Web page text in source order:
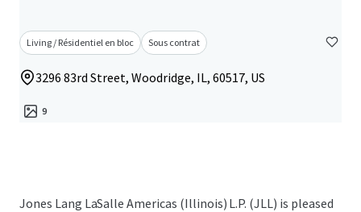
Living / Résidentiel en bloc Sous contrat
3296 83rd Street, Woodridge, IL, 60517, US
9
Jones Lang LaSalle Americas (Illinois) L.P. (JLL) is pleased